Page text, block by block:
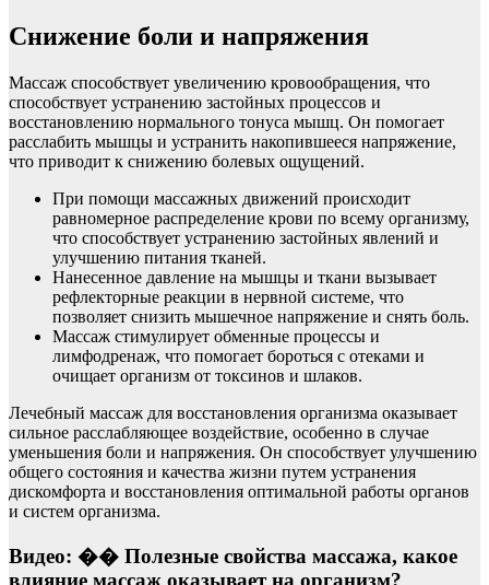
Снижение боли и напряжения
Массаж способствует увеличению кровообращения, что
способствует устранению застойных процессов и
восстановлению нормального тонуса мышц. Он помогает
расслабить мышцы и устранить накопившееся напряжение,
что приводит к снижению болевых ощущений.
При помощи массажных движений происходит
равномерное распределение крови по всему организму,
что способствует устранению застойных явлений и
улучшению питания тканей.
Нанесенное давление на мышцы и ткани вызывает
рефлекторные реакции в нервной системе, что
позволяет снизить мышечное напряжение и снять боль.
Массаж стимулирует обменные процессы и
лимфодренаж, что помогает бороться с отеками и
очищает организм от токсинов и шлаков.
Лечебный массаж для восстановления организма оказывает
сильное расслабляющее воздействие, особенно в случае
уменьшения боли и напряжения. Он способствует улучшению
общего состояния и качества жизни путем устранения
дискомфорта и восстановления оптимальной работы органов
и систем организма.
Видео: �� Полезные свойства массажа, какое
влияние массаж оказывает на организм?